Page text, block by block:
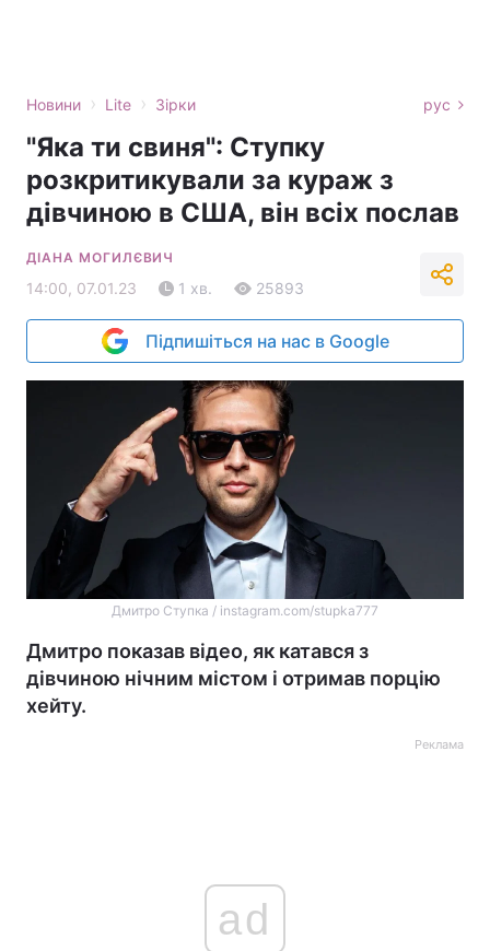
Новини › Lite › Зірки рус
"Яка ти свиня": Ступку
розкритикували за кураж з
дівчиною в США, він всіх послав
ДІАНА МОГИЛЄВИЧ
14:00, 07.01.23 1 хв. 25893
Підпишіться на нас в Google
Дмитро Ступка / instagram.com/stupka777
Дмитро показав відео, як катався з
дівчиною нічним містом і отримав порцію
хейту.
Реклама
ad